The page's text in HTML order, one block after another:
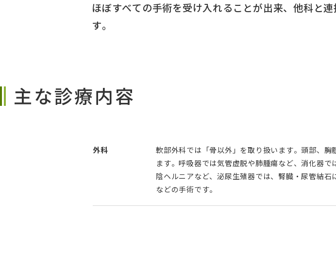
ほぼすべての手術を受け入れることが出来、他科と
す。
主な診療内容
外科
軟部外科では「骨以外」を取り扱います。頭部、
ます。呼吸器では気管虚脱や肺腫瘍など、消化器
陰ヘルニアなど、泌尿生殖器では、腎臓・尿管結
などの手術です。